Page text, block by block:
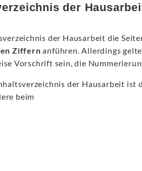
der
der Hausarbeit die
Ziffern anführen. Allerdings
Vorschrift sein, die
der Hausarbeit
beim